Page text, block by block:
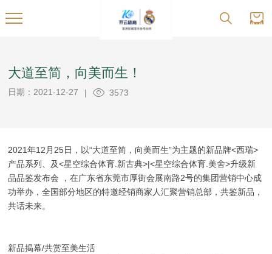
大道至简，向美而生！
日期：2021-12-27 | 3573
2021年12月25日，以“大道至简，向美而生”为主题的新品牌<西瑞>
产品系列、及<星空综合体育.新古典>|<星空综合体育.美舍>升级新
品品鉴发布会 ，在广东省东莞市厚街会展南路2号的集团营销中心成
功举办，全国部分地区的特邀经销商家人汇聚营销总部，共鉴新品，
共话未来。
新品揭幕/共赏至美生活